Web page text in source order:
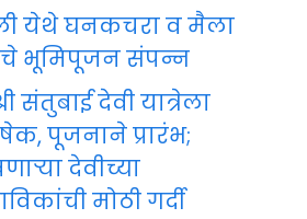
येथे घनकचरा व मैला
भूमिपूजन संपन्न
संतुबाई देवी यात्रेला
पूजनाने प्रारंभ;
देवीच्या
मोठी गर्दी